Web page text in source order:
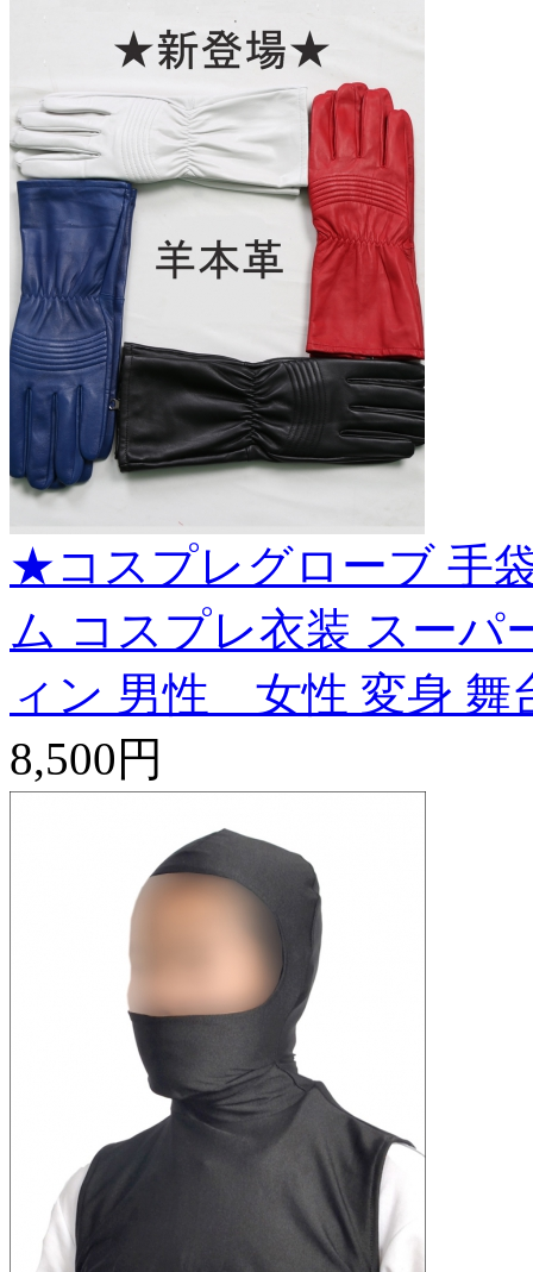
★コスプレグローブ 手
ム コスプレ衣装 スーパ
ィン 男性 女性 変身 舞
8,500円